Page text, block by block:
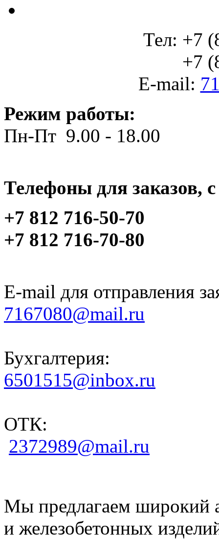
Тел: +7
+7
E-mail:
Режим работы:
Пн-Пт 9.00 - 18.00
Телефоны для заказов,
+7 812 716-50-70
+7 812 716-70-80
E-mail для отправления
7167080@mail.ru
Бухгалтерия:
6501515@inbox.ru
ОТК:
2372989@mail.ru
Мы предлагаем широкий
и железобетонных